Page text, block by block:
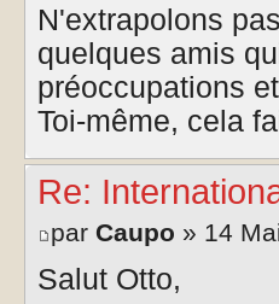
N'extrapolons
quelques amis
préoccupations
Toi-même, cela
Re:
par Caupo » 14
Salut Otto,